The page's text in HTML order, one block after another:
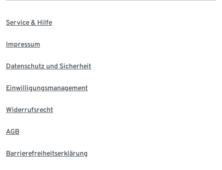
Service & Hilfe
Impressum
Datenschutz und Sicherheit
Einwilligungsmanagement
Widerrufsrecht
AGB
Barrierefreiheitserklärung